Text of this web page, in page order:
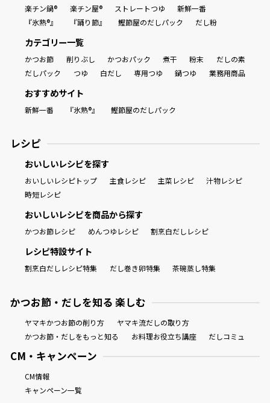
楽チン鍋®
楽チン屋® ストレートつゆ
新鮮一番
『氷熟®』
『踊り節』 鰹節屋のだしパック だし粉
カテゴリー一覧
かつお節 削りぶし かつおパック 煮干 粉末
だしの素
だしパック
つゆ 白だし 専用つゆ 鍋つゆ 業務用商品
おすすめサイト
新鮮一番 『氷熟®』 鰹節屋のだしパック
レシピ
おいしいレシピを探す
おいしいレシピトップ 主食レシピ 主菜レシピ
汁物レシピ
時短レシピ
おいしいレシピを商品から探す
かつお節レシピ めんつゆレシピ 割烹白だしレシピ
レシピ特設サイト
割烹白だしレシピ特集 だし巻き卵特集 茶碗蒸し特集
かつお節・だしを知る 楽しむ
ヤマキかつお節の削り方
ヤマキ流だしの取り方
かつお節・だしをもっと知る
お料理お役立ち講座 だしコミュ
CM・キャンペーン
CM情報
キャンペーン一覧